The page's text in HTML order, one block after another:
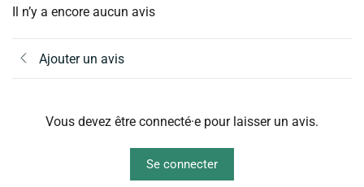
Il n’y a encore aucun avis
Ajouter un avis
Vous devez être connecté·e pour laisser un avis.
Se connecter